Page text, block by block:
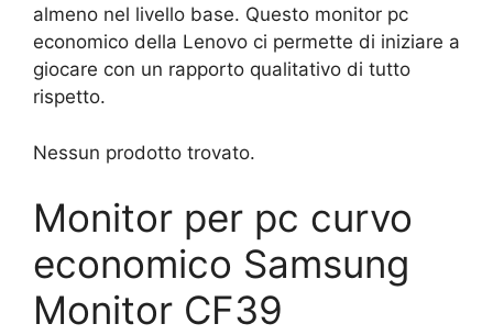
almeno nel livello base. Questo monitor pc
economico della Lenovo ci permette di iniziare a
giocare con un rapporto qualitativo di tutto
rispetto.
Nessun prodotto trovato.
Monitor per pc curvo
economico Samsung
Monitor CF39